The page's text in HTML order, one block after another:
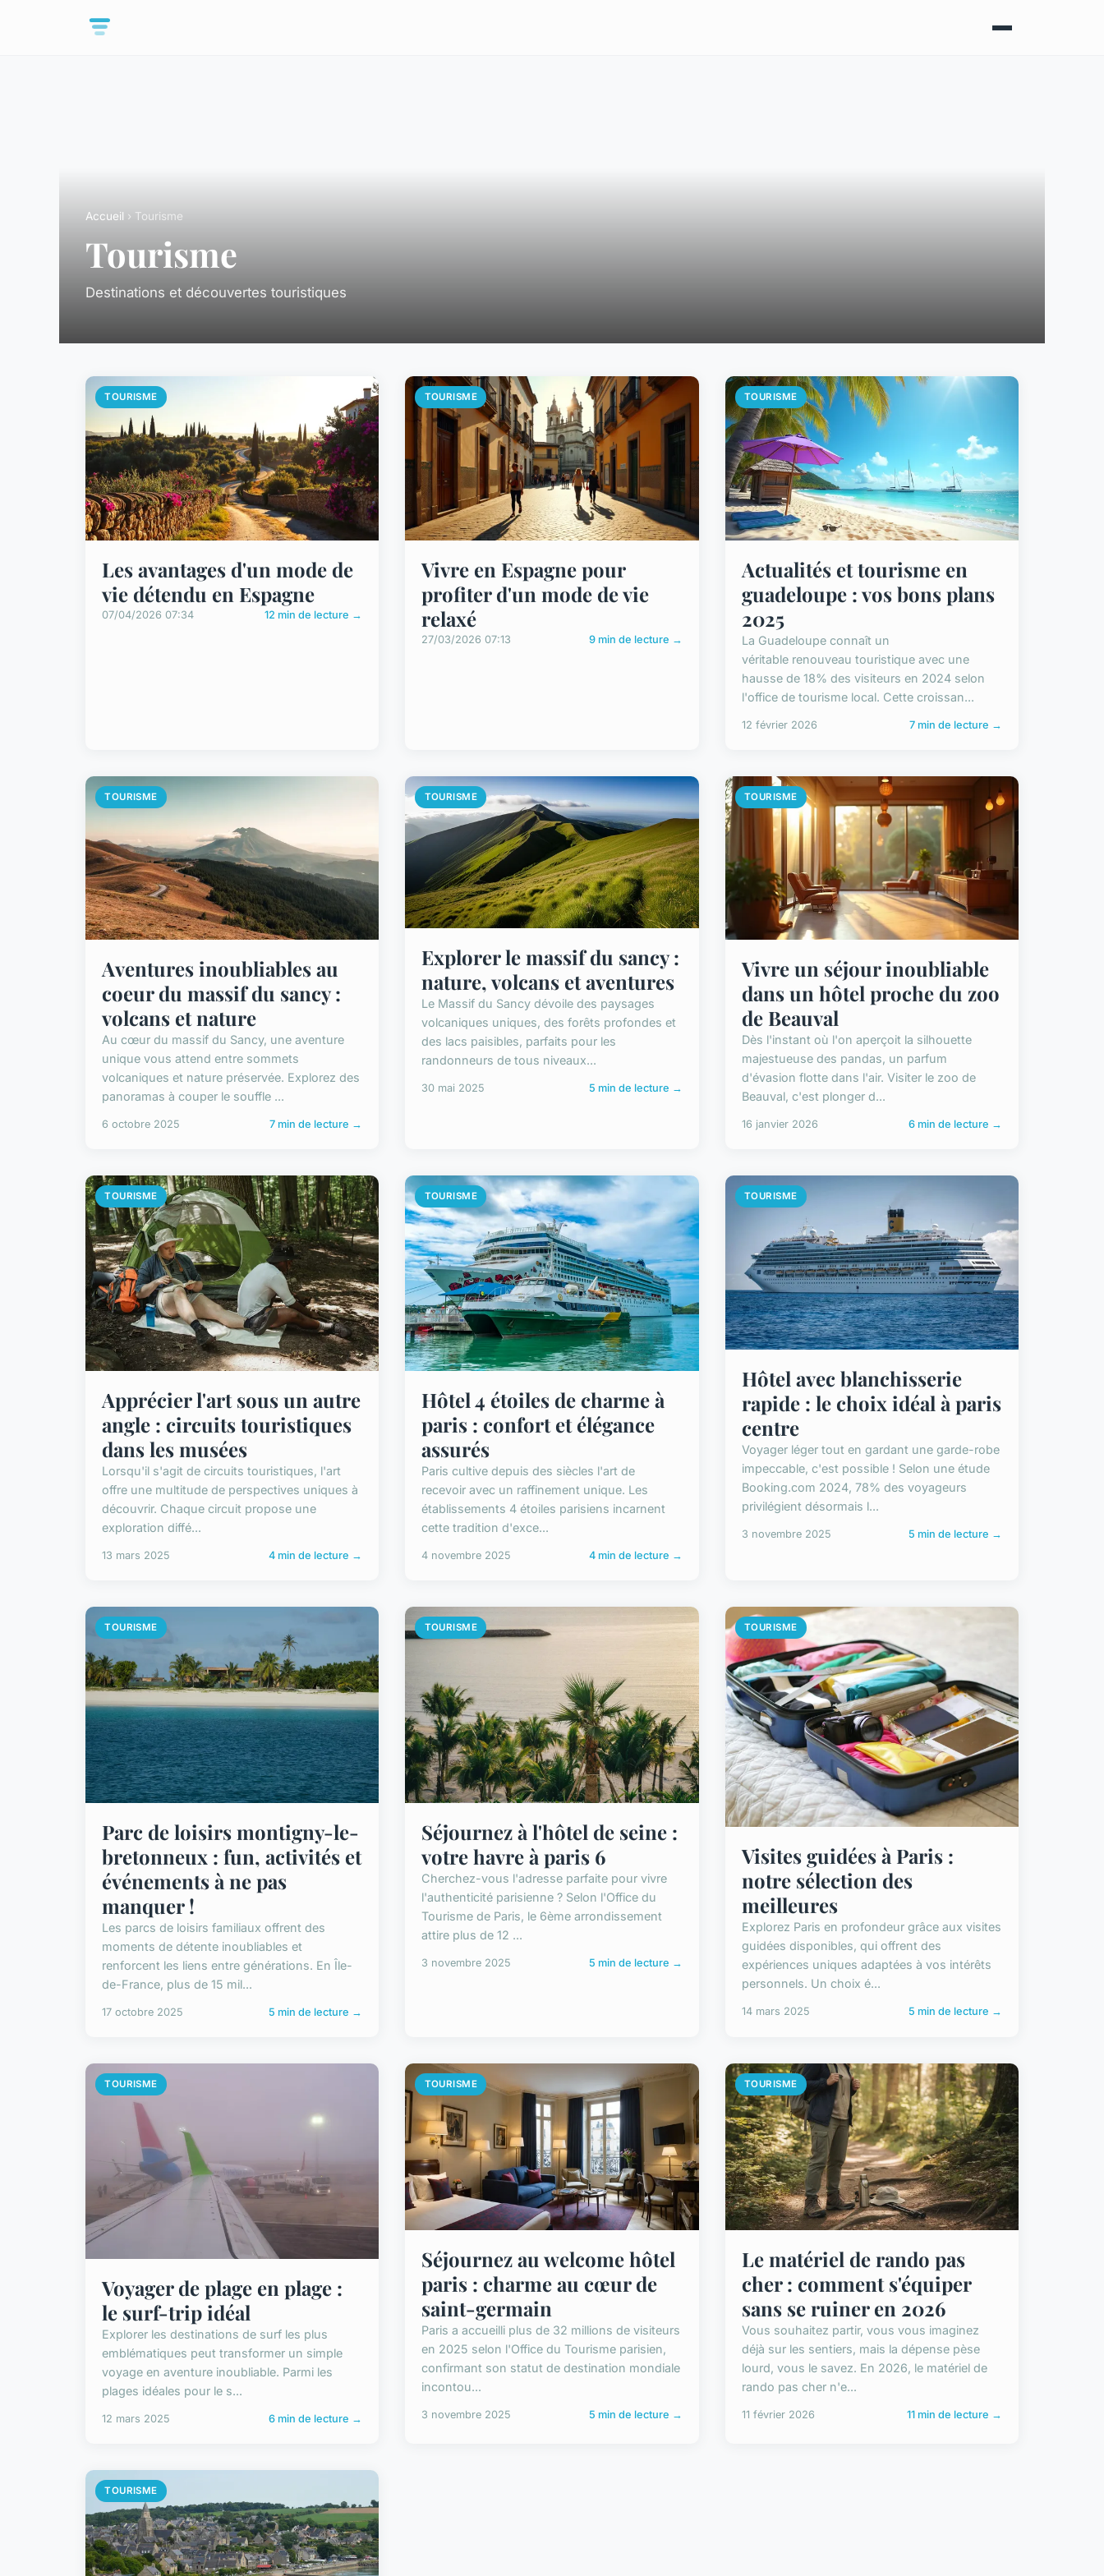
Accueil › Tourisme
Tourisme
Destinations et découvertes touristiques
TOURISME
Les avantages d'un mode de
vie détendu en Espagne
07/04/2026 07:34 12 min de lecture →
TOURISME
Vivre en Espagne pour
profiter d'un mode de vie
relaxé
27/03/2026 07:13 9 min de lecture →
TOURISME
Actualités et tourisme en
guadeloupe : vos bons plans
2025
La Guadeloupe connaît un
véritable renouveau touristique avec une
hausse de 18% des visiteurs en 2024 selon
l'office de tourisme local. Cette croissan...
12 février 2026 7 min de lecture →
TOURISME
Aventures inoubliables au
coeur du massif du sancy :
volcans et nature
Au cœur du massif du Sancy, une aventure
unique vous attend entre sommets
volcaniques et nature préservée. Explorez des
panoramas à couper le souffle ...
6 octobre 2025 7 min de lecture →
TOURISME
Explorer le massif du sancy :
nature, volcans et aventures
Le Massif du Sancy dévoile des paysages
volcaniques uniques, des forêts profondes et
des lacs paisibles, parfaits pour les
randonneurs de tous niveaux...
30 mai 2025 5 min de lecture →
TOURISME
Vivre un séjour inoubliable
dans un hôtel proche du zoo
de Beauval
Dès l'instant où l'on aperçoit la silhouette
majestueuse des pandas, un parfum
d'évasion flotte dans l'air. Visiter le zoo de
Beauval, c'est plonger d...
16 janvier 2026 6 min de lecture →
TOURISME
Apprécier l'art sous un autre
angle : circuits touristiques
dans les musées
Lorsqu'il s'agit de circuits touristiques, l'art
offre une multitude de perspectives uniques à
découvrir. Chaque circuit propose une
exploration diffé...
13 mars 2025 4 min de lecture →
TOURISME
Hôtel 4 étoiles de charme à
paris : confort et élégance
assurés
Paris cultive depuis des siècles l'art de
recevoir avec un raffinement unique. Les
établissements 4 étoiles parisiens incarnent
cette tradition d'exce...
4 novembre 2025 4 min de lecture →
TOURISME
Hôtel avec blanchisserie
rapide : le choix idéal à paris
centre
Voyager léger tout en gardant une garde-robe
impeccable, c'est possible ! Selon une étude
Booking.com 2024, 78% des voyageurs
privilégient désormais l...
3 novembre 2025 5 min de lecture →
TOURISME
Parc de loisirs montigny-le-
bretonneux : fun, activités et
événements à ne pas
manquer !
Les parcs de loisirs familiaux offrent des
moments de détente inoubliables et
renforcent les liens entre générations. En Île-
de-France, plus de 15 mil...
17 octobre 2025 5 min de lecture →
TOURISME
Séjournez à l'hôtel de seine :
votre havre à paris 6
Cherchez-vous l'adresse parfaite pour vivre
l'authenticité parisienne ? Selon l'Office du
Tourisme de Paris, le 6ème arrondissement
attire plus de 12 ...
3 novembre 2025 5 min de lecture →
TOURISME
Visites guidées à Paris :
notre sélection des
meilleures
Explorez Paris en profondeur grâce aux visites
guidées disponibles, qui offrent des
expériences uniques adaptées à vos intérêts
personnels. Un choix é...
14 mars 2025 5 min de lecture →
TOURISME
Voyager de plage en plage :
le surf-trip idéal
Explorer les destinations de surf les plus
emblématiques peut transformer un simple
voyage en aventure inoubliable. Parmi les
plages idéales pour le s...
12 mars 2025 6 min de lecture →
TOURISME
Séjournez au welcome hôtel
paris : charme au cœur de
saint-germain
Paris a accueilli plus de 32 millions de visiteurs
en 2025 selon l'Office du Tourisme parisien,
confirmant son statut de destination mondiale
incontou...
3 novembre 2025 5 min de lecture →
TOURISME
Le matériel de rando pas
cher : comment s'équiper
sans se ruiner en 2026
Vous souhaitez partir, vous vous imaginez
déjà sur les sentiers, mais la dépense pèse
lourd, vous le savez. En 2026, le matériel de
rando pas cher n'e...
11 février 2026 11 min de lecture →
TOURISME